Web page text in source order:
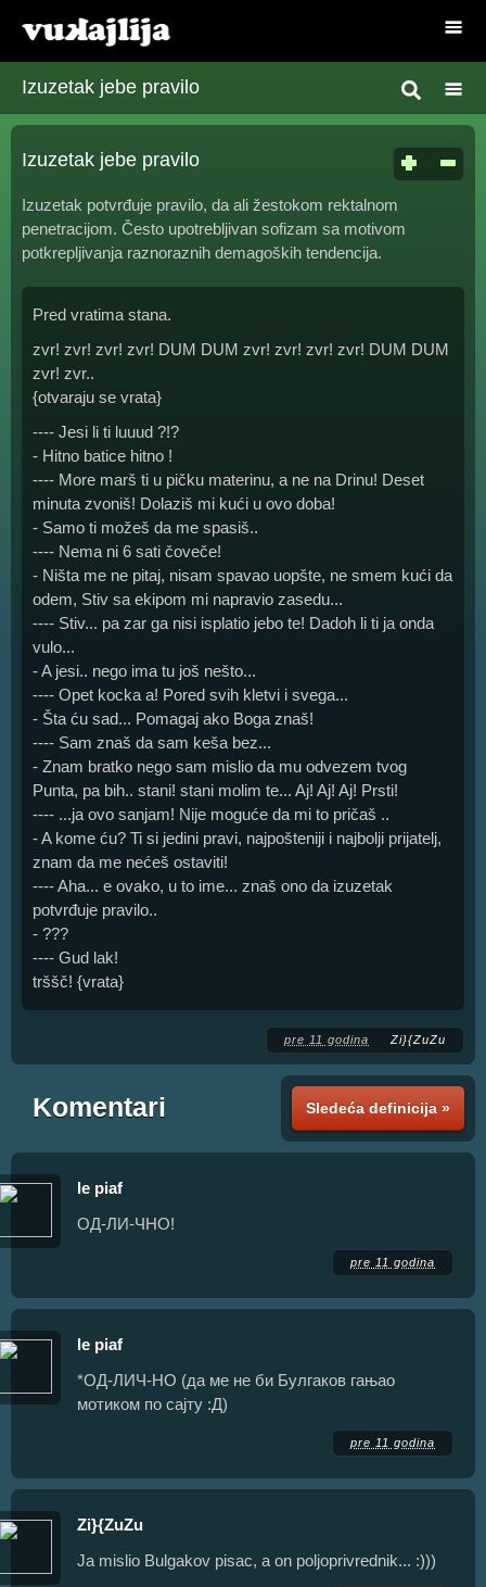
Izuzetak jebe pravilo
Izuzetak jebe pravilo
Izuzetak potvrđuje pravilo, da ali žestokom rektalnom
penetracijom. Često upotrebljivan sofizam sa motivom
potkrepljivanja raznoraznih demagoških tendencija.
Pred vratima stana.
zvr! zvr! zvr! zvr! DUM DUM zvr! zvr! zvr! zvr! DUM DUM
zvr! zvr..
{otvaraju se vrata}
---- Jesi li ti luuud ?!?
- Hitno batice hitno !
---- More marš ti u pičku materinu, a ne na Drinu! Deset
minuta zvoniš! Dolaziš mi kući u ovo doba!
- Samo ti možeš da me spasiš..
---- Nema ni 6 sati čoveče!
- Ništa me ne pitaj, nisam spavao uopšte, ne smem kući da
odem, Stiv sa ekipom mi napravio zasedu...
---- Stiv... pa zar ga nisi isplatio jebo te! Dadoh li ti ja onda
vulo...
- A jesi.. nego ima tu još nešto...
---- Opet kocka a! Pored svih kletvi i svega...
- Šta ću sad... Pomagaj ako Boga znaš!
---- Sam znaš da sam keša bez...
- Znam bratko nego sam mislio da mu odvezem tvog
Punta, pa bih.. stani! stani molim te... Aj! Aj! Aj! Prsti!
---- ...ja ovo sanjam! Nije moguće da mi to pričaš ..
- A kome ću? Ti si jedini pravi, najpošteniji i najbolji prijatelj,
znam da me nećeš ostaviti!
---- Aha... e ovako, u to ime... znaš ono da izuzetak
potvrđuje pravilo..
- ???
---- Gud lak!
trššč! {vrata}
pre 11 godina Zi}{ZuZu
Sledeća definicija »
Komentari
le piaf
ОД-ЛИ-ЧНО!
pre 11 godina
le piaf
*ОД-ЛИЧ-НО (да ме не би Булгаков гањао
мотиком по сајту :Д)
pre 11 godina
Zi}{ZuZu
Ja mislio Bulgakov pisac, a on poljoprivrednik... :)))